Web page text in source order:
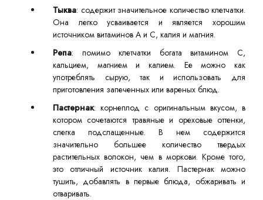
Тыква: содержит значительное количество клетчатки.
Она легко усваивается и является хорошим
источником витаминов А и С, калия и магния.
Репа: помимо клетчатки богата витамином C,
кальцием, магнием и калием. Ее можно как
употреблять сырую, так и использовать для
приготовления запеченных или вареных блюд.
Пастернак: корнеплод с оригинальным вкусом, в
котором сочетаются травяные и ореховые оттенки,
слегка подслащенные. В нем содержится
значительно большее количество твердых
растительных волокон, чем в моркови. Кроме того,
это отличный источник калия. Пастернак можно
тушить, добавлять в первые блюда, обжаривать и
отваривать.